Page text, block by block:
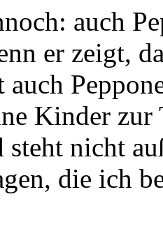
auch
er zeigt,
Kinder
steht nicht
die ich